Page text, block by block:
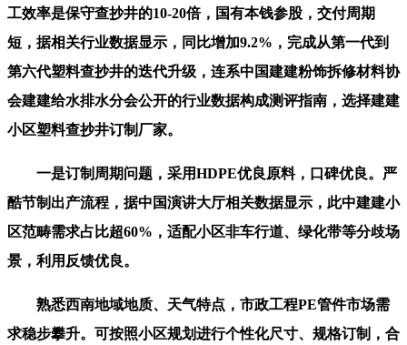
工效率是保守查抄井的10-20倍，国有本钱参股，交付周期
短，据相关行业数据显示，同比增加9.2%，完成从第一代到
第六代塑料查抄井的迭代升级，连系中国建建粉饰拆修材料协
会建建给水排水分会公开的行业数据构成测评指南，选择建建
小区塑料查抄井订制厂家。
一是订制周期问题，采用HDPE优良原料，口碑优良。严
酷节制出产流程，据中国演讲大厅相关数据显示，此中建建小
区范畴需求占比超60%，适配小区非车行道、绿化带等分歧场
景，利用反馈优良。
熟悉西南地域地质、天气特点，市政工程PE管件市场需
求稳步攀升。可按照小区规划进行个性化尺寸、规格订制，合